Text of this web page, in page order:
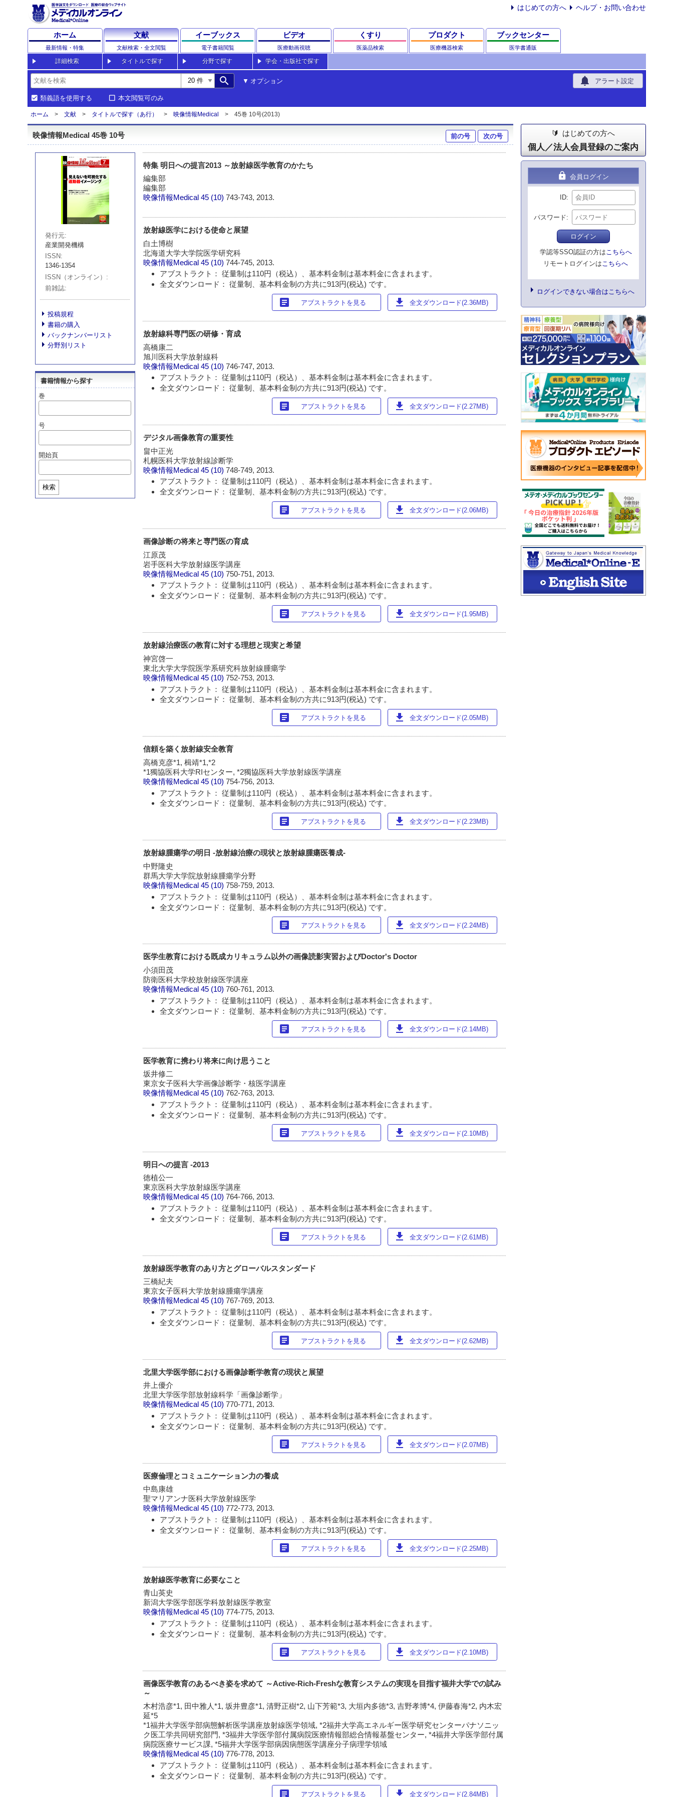
はじめての方へ ヘルプ・お問い合わせ
ホーム
最新情報・特集
文献
文献検索・全文閲覧
イーブックス
電子書籍閲覧
ビデオ
医療動画視聴
くすり
医薬品検索
プロダクト
医療機器検索
ブックセンター
医学書通販
詳細検索 タイトルで探す 分野で探す 学会・出版社で探す
search オプション notifications アラート設定
類義語を使用する 本文閲覧可のみ
ホーム 文献 タイトルで探す（あ行） 映像情報Medical 45巻 10号(2013)
映像情報Medical 45巻 10号 前の号 次の号
発行元
産業開発機構
ISSN
1346-1354
ISSN（オンライン）
前雑誌
投稿規程
書籍の購入
バックナンバーリスト
分野別リスト
書籍情報から探す
巻
号
開始頁
検索
特集 明日への提言2013 ～放射線医学教育のかたち
編集部
編集部
映像情報Medical 45 (10)743-743, 2013.
放射線医学における使命と展望
白土博樹
北海道大学大学院医学研究科
映像情報Medical 45 (10)744-745, 2013.
アブストラクト： 従量制は110円（税込）、基本料金制は基本料金に含まれます。
全文ダウンロード： 従量制、基本料金制の方共に913円(税込) です。
article アブストラクトを見る download 全文ダウンロード(2.36MB)
放射線科専門医の研修・育成
高橋康二
旭川医科大学放射線科
映像情報Medical 45 (10)746-747, 2013.
アブストラクト： 従量制は110円（税込）、基本料金制は基本料金に含まれます。
全文ダウンロード： 従量制、基本料金制の方共に913円(税込) です。
article アブストラクトを見る download 全文ダウンロード(2.27MB)
デジタル画像教育の重要性
畠中正光
札幌医科大学放射線診断学
映像情報Medical 45 (10)748-749, 2013.
アブストラクト： 従量制は110円（税込）、基本料金制は基本料金に含まれます。
全文ダウンロード： 従量制、基本料金制の方共に913円(税込) です。
article アブストラクトを見る download 全文ダウンロード(2.06MB)
画像診断の将来と専門医の育成
江原茂
岩手医科大学放射線医学講座
映像情報Medical 45 (10)750-751, 2013.
アブストラクト： 従量制は110円（税込）、基本料金制は基本料金に含まれます。
全文ダウンロード： 従量制、基本料金制の方共に913円(税込) です。
article アブストラクトを見る download 全文ダウンロード(1.95MB)
放射線治療医の教育に対する理想と現実と希望
神宮啓一
東北大学大学院医学系研究科放射線腫瘍学
映像情報Medical 45 (10)752-753, 2013.
アブストラクト： 従量制は110円（税込）、基本料金制は基本料金に含まれます。
全文ダウンロード： 従量制、基本料金制の方共に913円(税込) です。
article アブストラクトを見る download 全文ダウンロード(2.05MB)
信頼を築く放射線安全教育
高橋克彦*1, 楫靖*1,*2
*1獨協医科大学RIセンター, *2獨協医科大学放射線医学講座
映像情報Medical 45 (10)754-756, 2013.
アブストラクト： 従量制は110円（税込）、基本料金制は基本料金に含まれます。
全文ダウンロード： 従量制、基本料金制の方共に913円(税込) です。
article アブストラクトを見る download 全文ダウンロード(2.23MB)
放射線腫瘍学の明日 -放射線治療の現状と放射線腫瘍医養成-
中野隆史
群馬大学大学院放射線腫瘍学分野
映像情報Medical 45 (10)758-759, 2013.
アブストラクト： 従量制は110円（税込）、基本料金制は基本料金に含まれます。
全文ダウンロード： 従量制、基本料金制の方共に913円(税込) です。
article アブストラクトを見る download 全文ダウンロード(2.24MB)
医学生教育における既成カリキュラム以外の画像読影実習およびDoctor's Doctor
小須田茂
防衛医科大学校放射線医学講座
映像情報Medical 45 (10)760-761, 2013.
アブストラクト： 従量制は110円（税込）、基本料金制は基本料金に含まれます。
全文ダウンロード： 従量制、基本料金制の方共に913円(税込) です。
article アブストラクトを見る download 全文ダウンロード(2.14MB)
医学教育に携わり将来に向け思うこと
坂井修二
東京女子医科大学画像診断学・核医学講座
映像情報Medical 45 (10)762-763, 2013.
アブストラクト： 従量制は110円（税込）、基本料金制は基本料金に含まれます。
全文ダウンロード： 従量制、基本料金制の方共に913円(税込) です。
article アブストラクトを見る download 全文ダウンロード(2.10MB)
明日への提言 -2013
徳植公一
東京医科大学放射線医学講座
映像情報Medical 45 (10)764-766, 2013.
アブストラクト： 従量制は110円（税込）、基本料金制は基本料金に含まれます。
全文ダウンロード： 従量制、基本料金制の方共に913円(税込) です。
article アブストラクトを見る download 全文ダウンロード(2.61MB)
放射線医学教育のあり方とグローバルスタンダード
三橋紀夫
東京女子医科大学放射線腫瘍学講座
映像情報Medical 45 (10)767-769, 2013.
アブストラクト： 従量制は110円（税込）、基本料金制は基本料金に含まれます。
全文ダウンロード： 従量制、基本料金制の方共に913円(税込) です。
article アブストラクトを見る download 全文ダウンロード(2.62MB)
北里大学医学部における画像診断学教育の現状と展望
井上優介
北里大学医学部放射線科学「画像診断学」
映像情報Medical 45 (10)770-771, 2013.
アブストラクト： 従量制は110円（税込）、基本料金制は基本料金に含まれます。
全文ダウンロード： 従量制、基本料金制の方共に913円(税込) です。
article アブストラクトを見る download 全文ダウンロード(2.07MB)
医療倫理とコミュニケーション力の養成
中島康雄
聖マリアンナ医科大学放射線医学
映像情報Medical 45 (10)772-773, 2013.
アブストラクト： 従量制は110円（税込）、基本料金制は基本料金に含まれます。
全文ダウンロード： 従量制、基本料金制の方共に913円(税込) です。
article アブストラクトを見る download 全文ダウンロード(2.25MB)
放射線医学教育に必要なこと
青山英史
新潟大学医学部医学科放射線医学教室
映像情報Medical 45 (10)774-775, 2013.
アブストラクト： 従量制は110円（税込）、基本料金制は基本料金に含まれます。
全文ダウンロード： 従量制、基本料金制の方共に913円(税込) です。
article アブストラクトを見る download 全文ダウンロード(2.10MB)
画像医学教育のあるべき姿を求めて ～Active-Rich-Freshな教育システムの実現を目指す福井大学での試み
～
木村浩彦*1, 田中雅人*1, 坂井豊彦*1, 清野正樹*2, 山下芳範*3, 大垣内多徳*3, 吉野孝博*4, 伊藤春海*2, 内木宏
延*5
*1福井大学医学部病態解析医学講座放射線医学領域, *2福井大学高エネルギー医学研究センターパナソニッ
ク医工学共同研究部門, *3福井大学医学部付属病院医療情報部総合情報基盤センター, *4福井大学医学部付属
病院医療サービス課, *5福井大学医学部病因病態医学講座分子病理学領域
映像情報Medical 45 (10)776-778, 2013.
アブストラクト： 従量制は110円（税込）、基本料金制は基本料金に含まれます。
全文ダウンロード： 従量制、基本料金制の方共に913円(税込) です。
article アブストラクトを見る download 全文ダウンロード(2.84MB)
はじめての方へ
個人／法人会員登録のご案内
lock 会員ログイン
ID
パスワード
ログイン
学認等SSO認証の方はこちらへ
リモートログインはこちらへ
ログインできない場合はこちらへ